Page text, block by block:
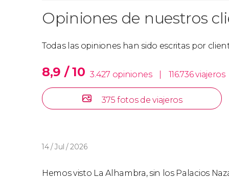
Opiniones de nuestros
Todas las opiniones han sido escritas por
8,9 / 10 3.427 opiniones 116.736 viajeros
375 fotos de viajeros
14 / Jul / 2026
Hemos visto La Alhambra, sin los Palacios